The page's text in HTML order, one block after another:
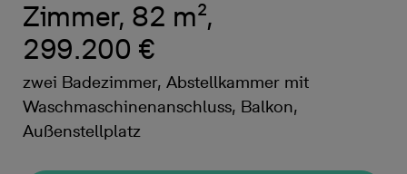
Zimmer, 82 m²,
299.200 €
zwei Badezimmer, Abstellkammer mit
Waschmaschinenanschluss, Balkon,
Außenstellplatz